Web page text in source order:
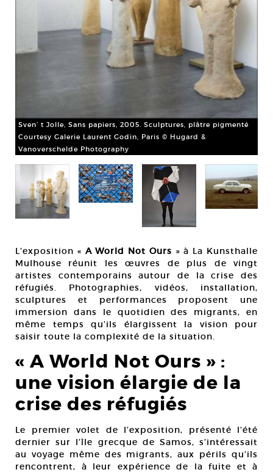
Sven’ t Jolle, Sans papiers, 2005. Sculptures, plâtre pigmenté
Courtesy Galerie Laurent Godin, Paris © Hugard &
Vanoverschelde Photography
L’exposition « A World Not Ours » à La Kunsthalle
Mulhouse réunit les œuvres de plus de vingt
artistes contemporains autour de la crise des
réfugiés. Photographies, vidéos, installation,
sculptures et performances proposent une
immersion dans le quotidien des migrants, en
même temps qu’ils élargissent la vision pour
saisir toute la complexité de la situation.
« A World Not Ours » :
une vision élargie de la
crise des réfugiés
Le premier volet de l’exposition, présenté l’été
dernier sur l’île grecque de Samos, s’intéressait
au voyage même des migrants, aux périls qu’ils
rencontrent, à leur expérience de la fuite et à